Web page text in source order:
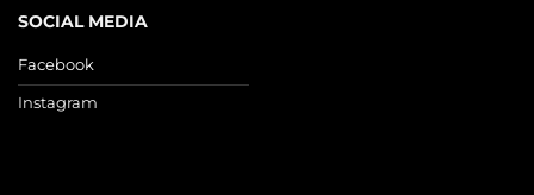
SOCIAL MEDIA
Facebook
Instagram